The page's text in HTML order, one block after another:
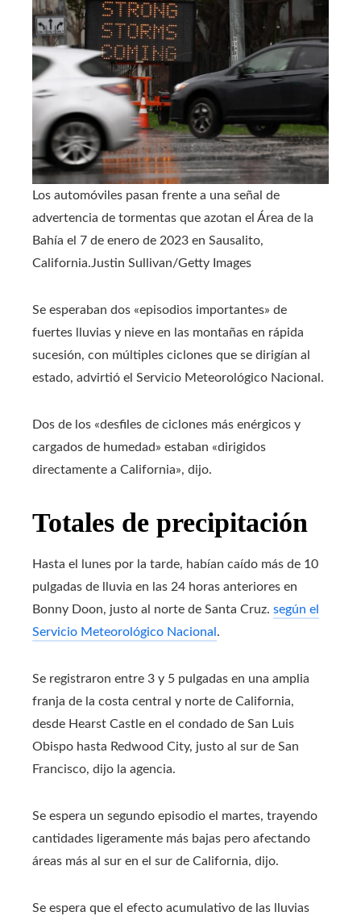
Los automóviles pasan frente a una señal de
advertencia de tormentas que azotan el Área de la
Bahía el 7 de enero de 2023 en Sausalito,
California.Justin Sullivan/Getty Images
Se esperaban dos «episodios importantes» de
fuertes lluvias y nieve en las montañas en rápida
sucesión, con múltiples ciclones que se dirigían al
estado, advirtió el Servicio Meteorológico Nacional.
Dos de los «desfiles de ciclones más enérgicos y
cargados de humedad» estaban «dirigidos
directamente a California», dijo.
Totales de precipitación
Hasta el lunes por la tarde, habían caído más de 10
pulgadas de lluvia en las 24 horas anteriores en
Bonny Doon, justo al norte de Santa Cruz. según el
Servicio Meteorológico Nacional .
Se registraron entre 3 y 5 pulgadas en una amplia
franja de la costa central y norte de California,
desde Hearst Castle en el condado de San Luis
Obispo hasta Redwood City, justo al sur de San
Francisco, dijo la agencia.
Se espera un segundo episodio el martes, trayendo
cantidades ligeramente más bajas pero afectando
áreas más al sur en el sur de California, dijo.
Se espera que el efecto acumulativo de las lluvias